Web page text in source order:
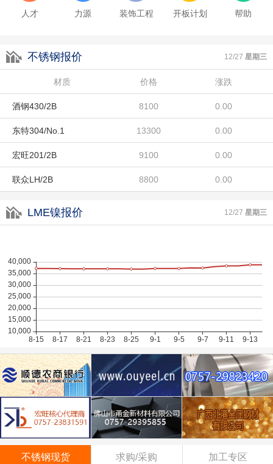
人才 力源 装饰工程 开板计划 帮助
不锈钢报价 12/27 星期三
材质 价格 涨跌
东特304/No.1 13300
联众LH/2B 0.00
酒钢304/2B 14500 0.00
酒钢430/2B 8100 0.00
东特304/No.1 13300 0.00
宏旺201/2B 9100 0.00
联众LH/2B 8800 0.00
LME镍报价 12/27 星期三
不锈钢现货 求购/采购 加工专区